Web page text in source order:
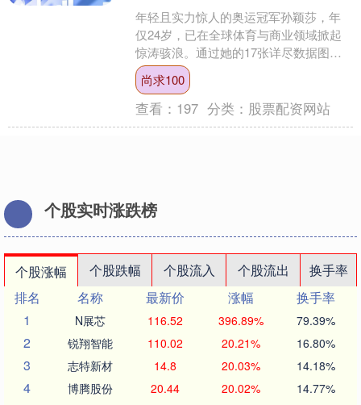
年轻且实力惊人的奥运冠军孙颖莎，年
仅24岁，已在全球体育与商业领域掀起
惊涛骇浪。通过她的17张详尽数据图，
便能直观感受到这位乒坛女王的无敌魅
力与商业价值——她绝....
尚求100
查看： 197 分类： 股票配资网站
个股实时涨跌榜
个股涨幅 个股跌幅 个股流入 个股流出
换手率
排名
名称 最新价 涨幅
换手率
1
N展芯 116.52 396.89% 79.39%
2 锐翔智能 110.02 20.21% 16.80%
3 志特新材 14.8 20.03% 14.18%
4 博腾股份 20.44 20.02% 14.77%